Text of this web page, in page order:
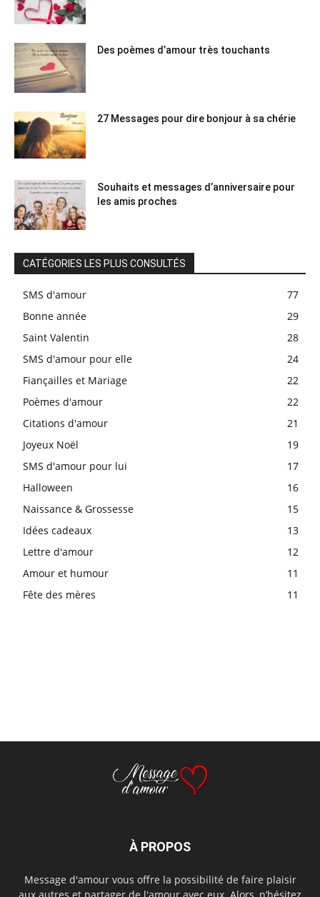
Des poèmes d’amour très touchants
27 Messages pour dire bonjour à sa chérie
Souhaits et messages d’anniversaire pour
les amis proches
CATÉGORIES LES PLUS CONSULTÉS
SMS d'amour
77
Bonne année
29
Saint Valentin
28
SMS d'amour pour elle
24
Fiançailles et Mariage
22
Poèmes d'amour
22
Citations d'amour
21
Joyeux Noël
19
SMS d'amour pour lui
17
Halloween
16
Naissance & Grossesse
15
Idées cadeaux
13
Lettre d'amour
12
Amour et humour
11
Fête des mères
11
À PROPOS
Message d'amour vous offre la possibilité de faire plaisir